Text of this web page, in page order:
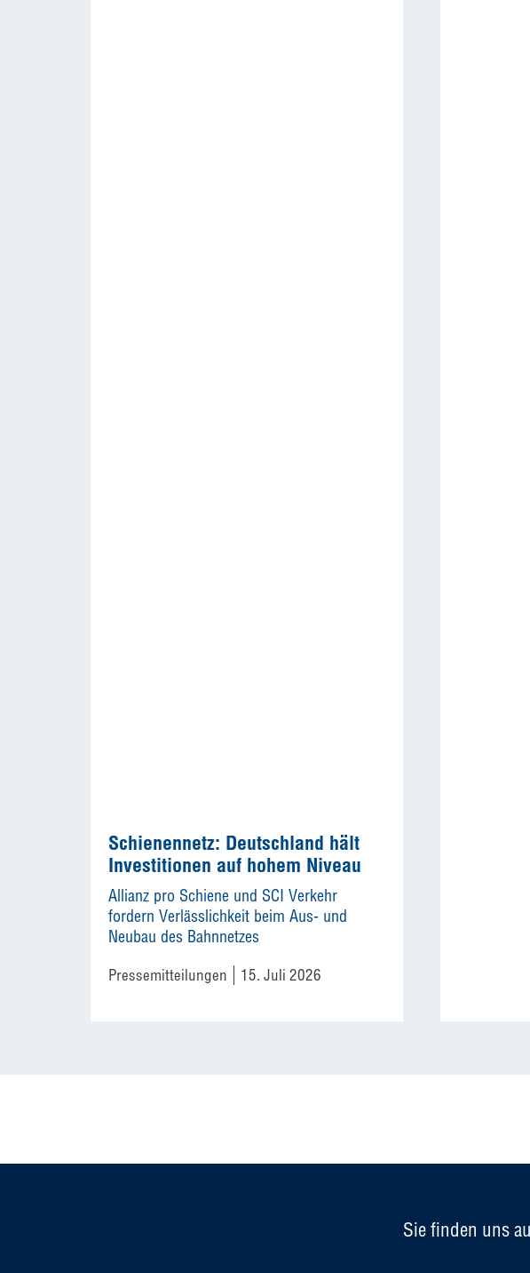
Schienennetz: Deutschland hält
Investitionen auf hohem Niveau
Allianz pro Schiene und SCI Verkehr
fordern Verlässlichkeit beim Aus- und
Neubau des Bahnnetzes
Pressemitteilungen 15. Juli 2026
Sie finden uns